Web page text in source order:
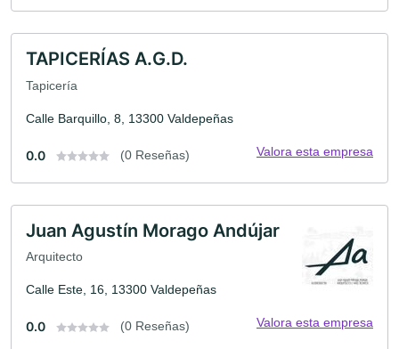
TAPICERÍAS A.G.D.
Tapicería
Calle Barquillo, 8, 13300 Valdepeñas
0.0 (0 Reseñas) Valora esta empresa
Juan Agustín Morago Andújar
Arquitecto
Calle Este, 16, 13300 Valdepeñas
0.0 (0 Reseñas) Valora esta empresa